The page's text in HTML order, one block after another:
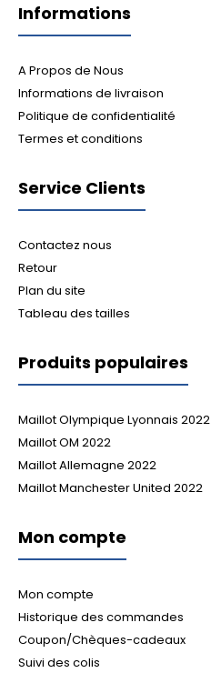
Informations
A Propos de Nous
Informations de livraison
Politique de confidentialité
Termes et conditions
Service Clients
Contactez nous
Retour
Plan du site
Tableau des tailles
Produits populaires
Maillot Olympique Lyonnais 2022
Maillot OM 2022
Maillot Allemagne 2022
Maillot Manchester United 2022
Mon compte
Mon compte
Historique des commandes
Coupon/Chèques-cadeaux
Suivi des colis